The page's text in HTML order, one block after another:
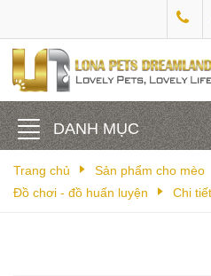
DANH MỤC
Trang chủ
Sản phẩm cho mèo
Đồ chơi - đồ huấn luyện
Chi